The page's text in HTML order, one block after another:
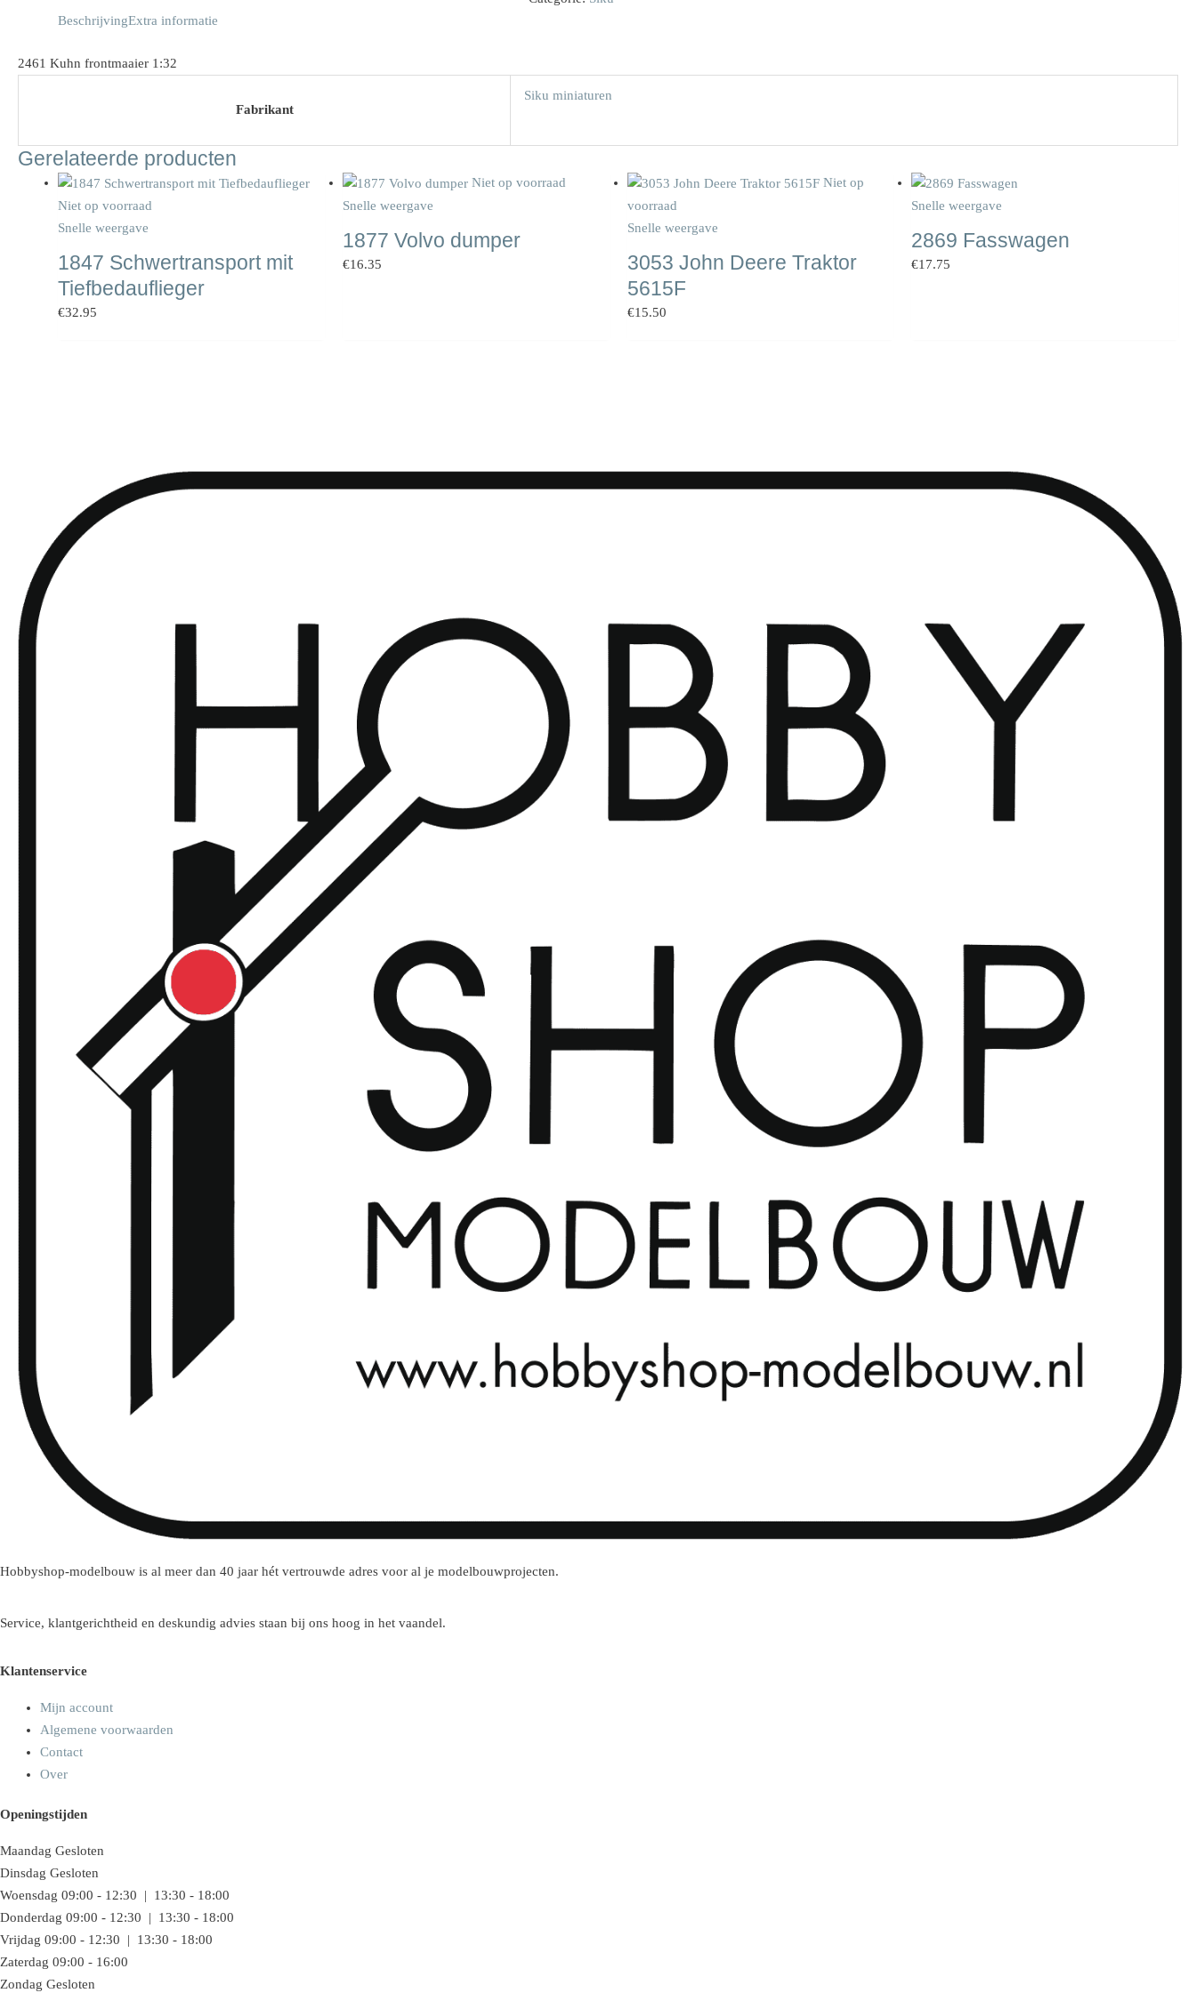
BeschrijvingExtra informatie
2461 Kuhn frontmaaier 1:32
Fabrikant
Siku miniaturen
Gerelateerde producten
Niet op voorraad
Snelle weergave
1847 Schwertransport mit
Tiefbedauflieger
€32.95
Niet op voorraad
Snelle weergave
1877 Volvo dumper
€16.35
Niet op
voorraad
Snelle weergave
3053 John Deere Traktor
5615F
€15.50
Snelle weergave
2869 Fasswagen
€17.75
Hobbyshop-modelbouw is al meer dan 40 jaar hét vertrouwde adres voor al je modelbouwprojecten.
Service, klantgerichtheid en deskundig advies staan bij ons hoog in het vaandel.
Klantenservice
Mijn account
Algemene voorwaarden
Contact
Over
Openingstijden
Maandag Gesloten
Dinsdag Gesloten
Woensdag 09:00 - 12:30 | 13:30 - 18:00
Donderdag 09:00 - 12:30 | 13:30 - 18:00
Vrijdag 09:00 - 12:30 | 13:30 - 18:00
Zaterdag 09:00 - 16:00
Zondag Gesloten